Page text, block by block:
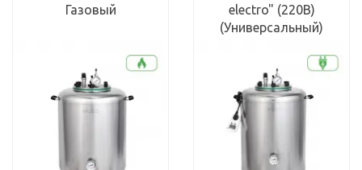
Газовый
electro" (220В)
(Универсальный)